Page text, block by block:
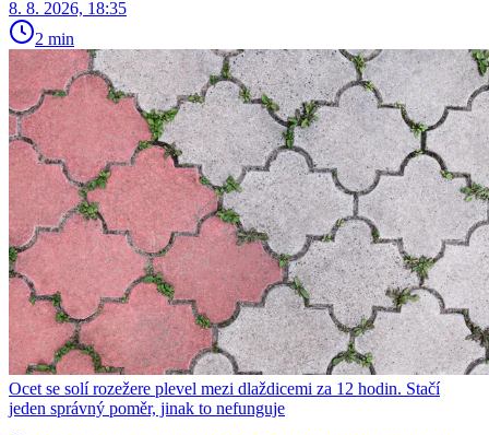
8. 8. 2026, 18:35
2 min
Ocet se solí rozežere plevel mezi dlaždicemi za 12 hodin. Stačí
jeden správný poměr, jinak to nefunguje